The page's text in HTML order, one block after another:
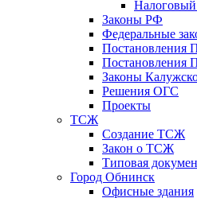
Налоговый
Законы РФ
Федеральные
Постановления
Постановления
Законы
Решения ОГС
Проекты
ТСЖ
Создание ТСЖ
Закон о ТСЖ
Типовая
Город Обнинск
Офисные здания